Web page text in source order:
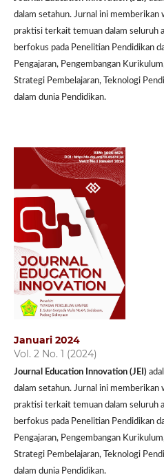
dalam setahun. Jurnal ini memberikan
praktisi terkait temuan dalam seluruh
berfokus pada Penelitian Pendidikan
Pengajaran, Pengembangan
Strategi Pembelajaran, Teknologi
dalam dunia Pendidikan.
Januari 2024
Vol. 2 No. 1 (2024)
Journal Education Innovation (JEI)
dalam setahun. Jurnal ini memberikan
praktisi terkait temuan dalam seluruh
berfokus pada Penelitian Pendidikan
Pengajaran, Pengembangan
Strategi Pembelajaran, Teknologi
dalam dunia Pendidikan.